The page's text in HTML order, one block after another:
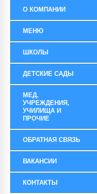
О КОМПАНИИ
МЕНЮ
ШКОЛЫ
ДЕТСКИЕ САДЫ
МЕД.
УЧРЕЖДЕНИЯ,
УЧИЛИЩА И
ПРОЧИЕ
ОБРАТНАЯ СВЯЗЬ
ВАКАНСИИ
КОНТАКТЫ